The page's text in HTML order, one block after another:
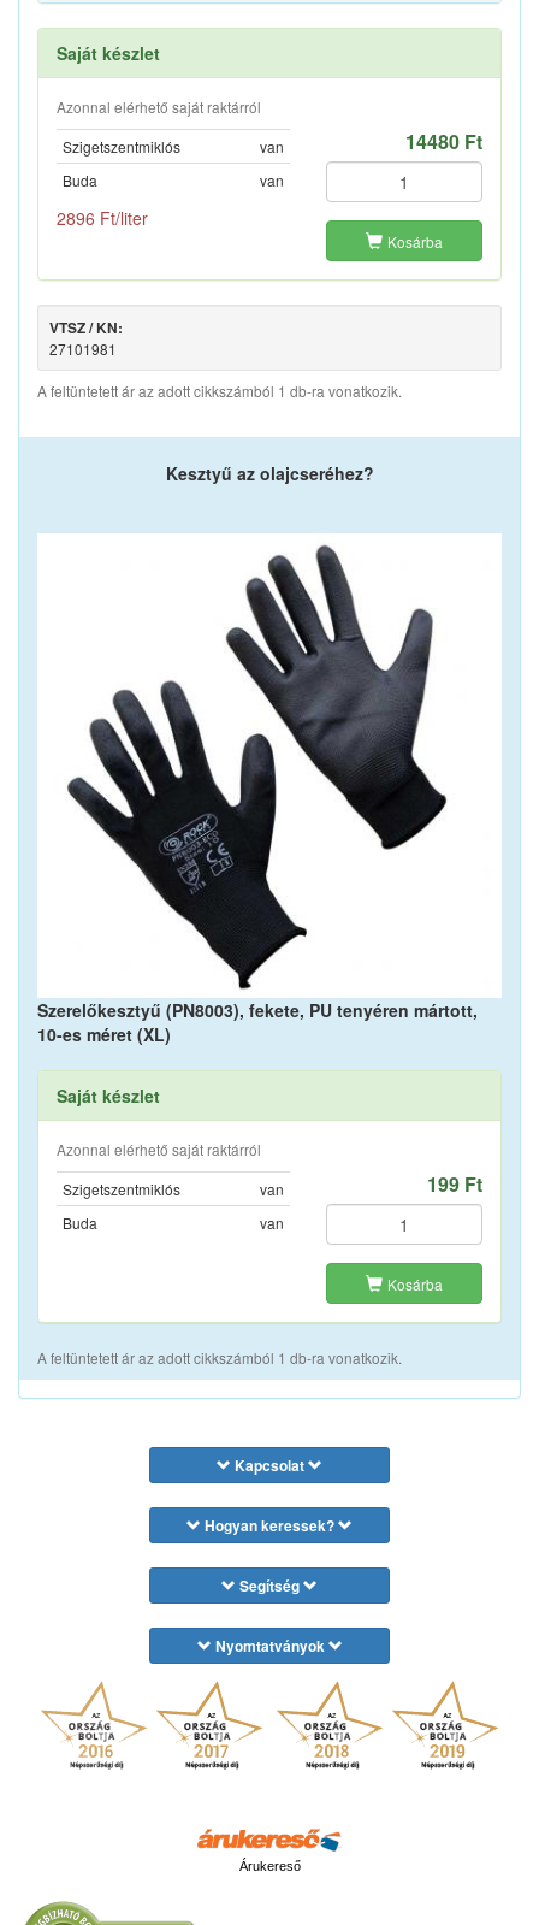
Saját készlet
Azonnal elérhető saját raktárról
Szigetszentmiklós
van
Buda
van
2896 Ft/liter
14480 Ft
Kosárba
VTSZ / KN:
27101981
A feltüntetett ár az adott cikkszámból 1 db-ra vonatkozik.
Kesztyű az olajcseréhez?
Szerelőkesztyű (PN8003), fekete, PU tenyéren mártott,
10-es méret (XL)
Saját készlet
Azonnal elérhető saját raktárról
Szigetszentmiklós
van
Buda
van
199 Ft
Kosárba
A feltüntetett ár az adott cikkszámból 1 db-ra vonatkozik.
Kapcsolat
Hogyan keressek?
Segítség
Nyomtatványok
Árukereső